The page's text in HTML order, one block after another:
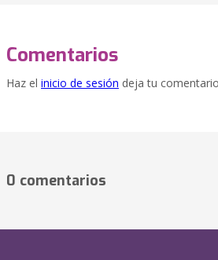
Comentarios
Haz el inicio de sesión deja tu
0 comentarios